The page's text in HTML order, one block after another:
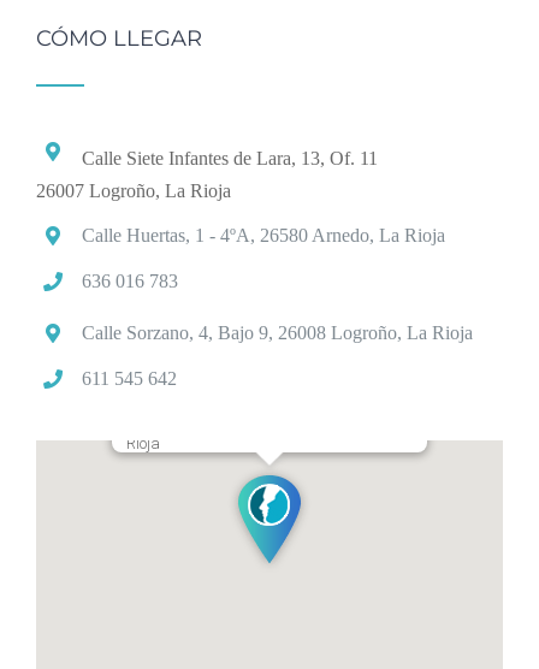
CÓMO LLEGAR
Calle Siete Infantes de Lara, 13, Of. 11
26007 Logroño, La Rioja
Calle Huertas, 1 - 4ºA, 26580 Arnedo, La Rioja
636 016 783
Calle Sorzano, 4, Bajo 9, 26008 Logroño, La Rioja
611 545 642
Rioja